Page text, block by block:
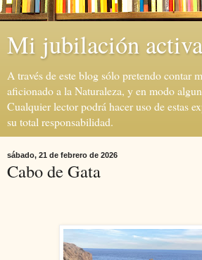
Mi jubilación activa
A través de este blog sólo pretendo contar
aficionado a la Naturaleza, y en modo
Cualquier lector podrá hacer uso de estas
su total responsabilidad.
sábado, 21 de febrero de 2026
Cabo de Gata